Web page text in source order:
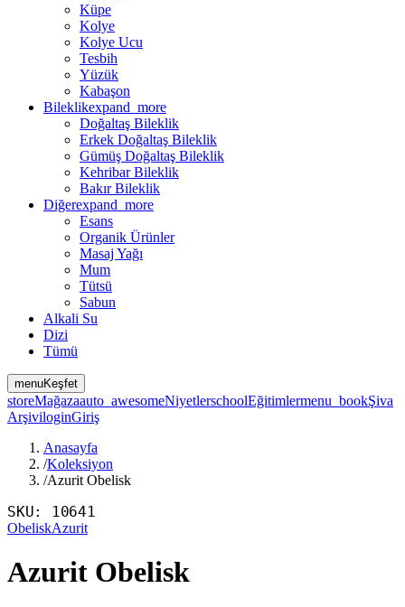
Küpe
Kolye
Kolye Ucu
Tesbih
Yüzük
Kabaşon
Bileklikexpand_more
Doğaltaş Bileklik
Erkek Doğaltaş Bileklik
Gümüş Doğaltaş Bileklik
Kehribar Bileklik
Bakır Bileklik
Diğerexpand_more
Esans
Organik Ürünler
Masaj Yağı
Mum
Tütsü
Sabun
Alkali Su
Dizi
Tümü
menuKeşfet
storeMağazaauto_awesomeNiyetlerschoolEğitimlermenu_bookŞiva
ArşiviloginGiriş
Anasayfa
/Koleksiyon
/Azurit Obelisk
SKU: 10641
ObeliskAzurit
Azurit Obelisk